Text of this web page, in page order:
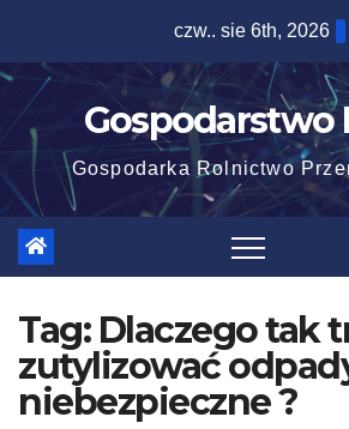
content
czw.. sie 6th, 2026
Gospodarstwo
Gospodarka Rolnictwo
Tag: Dlaczego tak
zutylizować
niebezpieczne ?